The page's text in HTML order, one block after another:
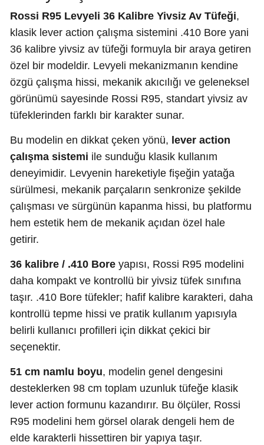
Rossi R95 Levyeli 36 Kalibre Yivsiz Av Tüfeği,
klasik lever action çalışma sistemini .410 Bore yani
36 kalibre yivsiz av tüfeği formuyla bir araya getiren
özel bir modeldir. Levyeli mekanizmanın kendine
özgü çalışma hissi, mekanik akıcılığı ve geleneksel
görünümü sayesinde Rossi R95, standart yivsiz av
tüfeklerinden farklı bir karakter sunar.
Bu modelin en dikkat çeken yönü, lever action
çalışma sistemi ile sunduğu klasik kullanım
deneyimidir. Levyenin hareketiyle fişeğin yatağa
sürülmesi, mekanik parçaların senkronize şekilde
çalışması ve sürgünün kapanma hissi, bu platformu
hem estetik hem de mekanik açıdan özel hale
getirir.
36 kalibre / .410 Boreyapısı, Rossi R95 modelini
daha kompakt ve kontrollü bir yivsiz tüfek sınıfına
taşır. .410 Bore tüfekler; hafif kalibre karakteri, daha
kontrollü tepme hissi ve pratik kullanım yapısıyla
belirli kullanıcı profilleri için dikkat çekici bir
seçenektir.
51 cm namlu boyu, modelin genel dengesini
desteklerken 98 cm toplam uzunluk tüfeğe klasik
lever action formunu kazandırır. Bu ölçüler, Rossi
R95 modelini hem görsel olarak dengeli hem de
elde karakterli hissettiren bir yapıya taşır.